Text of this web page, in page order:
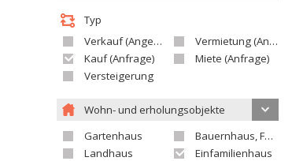
Typ
Verkauf (Angebot)
Vermietung (Angebot)
Kauf (Anfrage)
Miete (Anfrage)
Versteigerung
Wohn- und erholungsobjekte
Gartenhaus
Bauernhaus, Ferienhaus
Landhaus
Einfamilienhaus